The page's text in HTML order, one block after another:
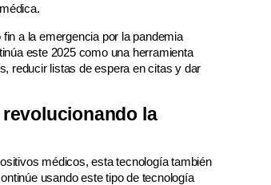
a la emergencia por la pandemia
este 2025 como una herramienta
reducir listas de espera en citas y dar
la
médicos, esta tecnología también
usando este tipo de tecnología